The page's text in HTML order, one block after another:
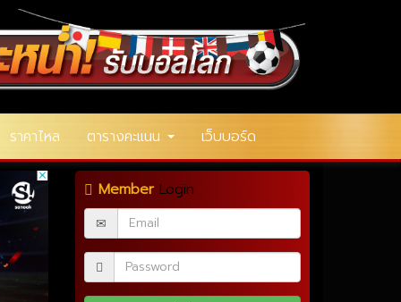
ราคาไหล ตารางคะแนน เว็บบอร์ด
MemberLogin